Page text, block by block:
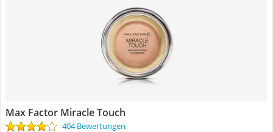
Max Factor Miracle Touch
404 Bewertungen